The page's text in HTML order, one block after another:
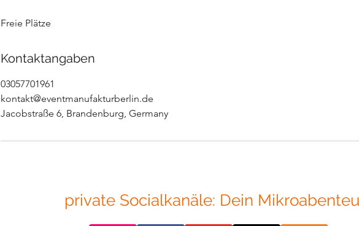
n
Freie Plätze
Kontaktangaben
03057701961
kontakt@eventmanufakturberlin.de
Jacobstraße 6, Brandenburg, Germany
private Socialkanäle: Dein